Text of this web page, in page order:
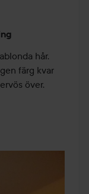
hår.
färg kvar